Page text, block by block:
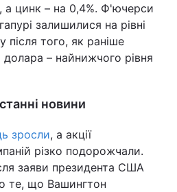
а цинк – на 0,4%. Ф'ючерси
залишилися на рівні
після того, як раніше
– найнижчого рівня
новини
зросли, а акції
різко подорожчали.
заяви президента США
те, що Вашингтон